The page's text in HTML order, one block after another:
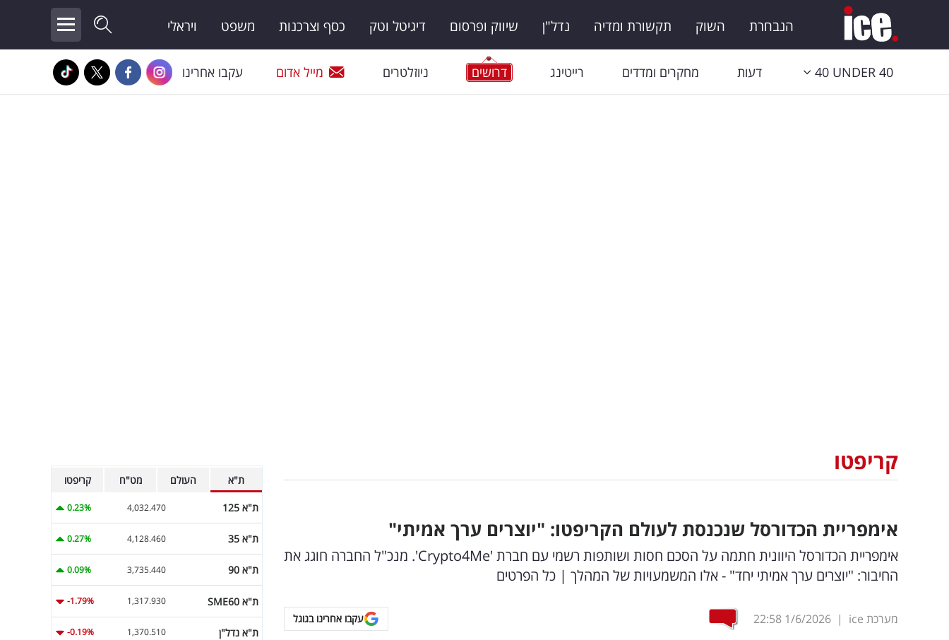
הנבחרת השוק תקשורת ומדיה נדל"ן שיווק ופרסום דיגיטל וטק כסף וצרכנות משפט ויראלי
40 UNDER 40 דעות מחקרים ומדדים רייטינג דרושים ניוזלטרים מייל אדום עקבו אחרינו
קריפטו
אימפריית הכדורסל שנכנסת לעולם הקריפטו: "יוצרים ערך אמיתי"
אימפריית הכדורסל היוונית חתמה על הסכם חסות ושותפות רשמי עם חברת 'Crypto4Me'. מנכ"ל החברה חוגג את
החיבור: "יוצרים ערך אמיתי יחד" - אלו המשמעויות של המהלך | כל הפרטים
מערכת ice |
1/6/2026
22:58 עקבו אחרינו בגוגל
ת"א העולם מט"ח קריפטו
ת"א 125 4,032.470
0.23%
ת"א 35 4,128.460
0.27%
ת"א 90 3,735.440
0.09%
ת"א SME60 1,317.930
-1.79%
ת"א נדל"ן 1,370.510
-0.19%